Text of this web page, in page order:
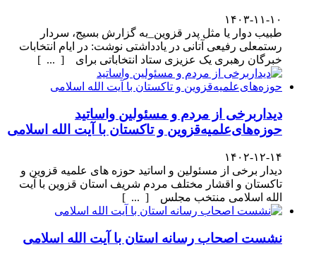
۱۴۰۳-۱۱-۱۰
طبیب دوار یا مثل پدر قزوین_به گزارش بسیج، سردار
رستمعلی رفیعی آتانی در یادداشتی نوشت: در ایام انتخابات
خبرگان رهبری یک عزیزی ستاد انتخاباتی برای [ ... ]
دیداربرخی از مردم و مسئولین واساتید
حوزه‌های‌علمیه‌قزوین و تاکستان با آیت الله اسلامی
۱۴۰۲-۱۲-۱۴
دیدار برخی از مسئولین و اساتید حوزه های علمیه قزوین و
تاکستان و اقشار مختلف مردم شریف استان قزوین با آیت
الله اسلامی منتخب مجلس [ ... ]
نشست اصحاب رسانه استان با آیت الله اسلامی